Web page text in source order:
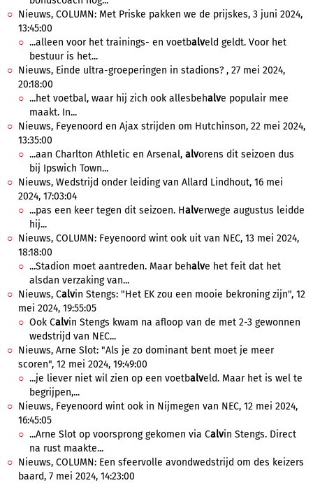
Nieuws, COLUMN: Met Priske pakken we de prijskes, 3 juni 2024,
13:45:00
...alleen voor het trainings- en voetbalveld geldt. Voor het
bestuur is het...
Nieuws, Einde ultra-groeperingen in stadions? , 27 mei 2024,
20:18:00
...het voetbal, waar hij zich ook allesbehalve populair mee
maakt. In...
Nieuws, Feyenoord en Ajax strijden om Hutchinson, 22 mei 2024,
13:35:00
...aan Charlton Athletic en Arsenal, alvorens dit seizoen dus
bij Ipswich Town...
Nieuws, Wedstrijd onder leiding van Allard Lindhout, 16 mei
2024, 17:03:04
...pas een keer tegen dit seizoen. Halverwege augustus leidde
hij...
Nieuws, COLUMN: Feyenoord wint ook uit van NEC, 13 mei 2024,
18:18:00
...Stadion moet aantreden. Maar behalve het feit dat het
alsdan verzaking van...
Nieuws, Calvin Stengs: "Het EK zou een mooie bekroning zijn", 12
mei 2024, 19:55:05
Ook Calvin Stengs kwam na afloop van de met 2-3 gewonnen
wedstrijd van NEC...
Nieuws, Arne Slot: "Als je zo dominant bent moet je meer
scoren", 12 mei 2024, 19:49:00
...je liever niet wil zien op een voetbalveld. Maar het is wel te
begrijpen,...
Nieuws, Feyenoord wint ook in Nijmegen van NEC, 12 mei 2024,
16:45:05
...Arne Slot op voorsprong gekomen via Calvin Stengs. Direct
na rust maakte...
Nieuws, COLUMN: Een sfeervolle avondwedstrijd om des keizers
baard, 7 mei 2024, 14:23:00